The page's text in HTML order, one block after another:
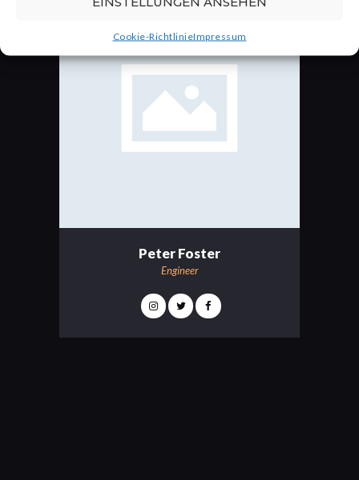
Cookie-RichtlinieImpressum
Peter Foster
Engineer